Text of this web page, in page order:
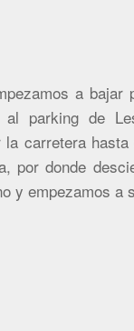
a
parking de
carretera
por donde
y empezamos a